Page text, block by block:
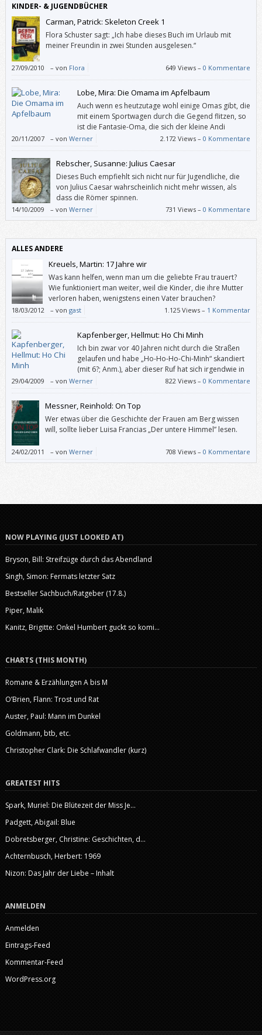
KINDER- & JUGENDBÜCHER
Carman, Patrick: Skeleton Creek 1
Flora Schuster sagt: „Ich habe dieses Buch im Urlaub mit
meiner Freundin in zwei Stunden ausgelesen.“
27/09/2010 – von Flora 649 Views –0 Kommentare
Lobe, Mira: Die Omama im Apfelbaum
Auch wenn es heutzutage wohl einige Omas gibt, die
mit einem Sportwagen durch die Gegend flitzen, so
ist die Fantasie-Oma, die sich der kleine Andi
erträumt, gewiss um einiges aufgeflippter.
20/11/2007 – von Werner 2.172 Views –0 Kommentare
Rebscher, Susanne: Julius Caesar
Dieses Buch empfiehlt sich nicht nur für Jugendliche, die
von Julius Caesar wahrscheinlich nicht mehr wissen, als
dass die Römer spinnen.
14/10/2009 – von Werner 731 Views –0 Kommentare
ALLES ANDERE
Kreuels, Martin: 17 Jahre wir
Was kann helfen, wenn man um die geliebte Frau trauert?
Wie funktioniert man weiter, weil die Kinder, die ihre Mutter
verloren haben, wenigstens einen Vater brauchen?
18/03/2012 – von gast 1.125 Views – 1 Kommentar
Kapfenberger, Hellmut: Ho Chi Minh
Ich bin zwar vor 40 Jahren nicht durch die Straßen
gelaufen und habe „Ho-Ho-Ho-Chi-Minh“ skandiert
(mit 6?; Anm.), aber dieser Ruf hat sich irgendwie in
mein Gedächtnis gegraben. Und als ich dieses Buch
sah, wollte ich endlich in Erfahrung bringen, wer dieser Mann war.
29/04/2009 – von Werner 822 Views –0 Kommentare
Messner, Reinhold: On Top
Wer etwas über die Geschichte der Frauen am Berg wissen
will, sollte lieber Luisa Francias „Der untere Himmel” lesen.
24/02/2011 – von Werner 708 Views –0 Kommentare
NOW PLAYING (JUST LOOKED AT)
Bryson, Bill: Streifzüge durch das Abendland
Singh, Simon: Fermats letzter Satz
Bestseller Sachbuch/Ratgeber (17.8.)
Piper, Malik
Kanitz, Brigitte: Onkel Humbert guckt so komi...
CHARTS (THIS MONTH)
Romane & Erzählungen A bis M
O’Brien, Flann: Trost und Rat
Auster, Paul: Mann im Dunkel
Goldmann, btb, etc.
Christopher Clark: Die Schlafwandler (kurz)
GREATEST HITS
Spark, Muriel: Die Blütezeit der Miss Je...
Padgett, Abigail: Blue
Dobretsberger, Christine: Geschichten, d...
Achternbusch, Herbert: 1969
Nizon: Das Jahr der Liebe – Inhalt
ANMELDEN
Anmelden
Eintrags-Feed
Kommentar-Feed
WordPress.org